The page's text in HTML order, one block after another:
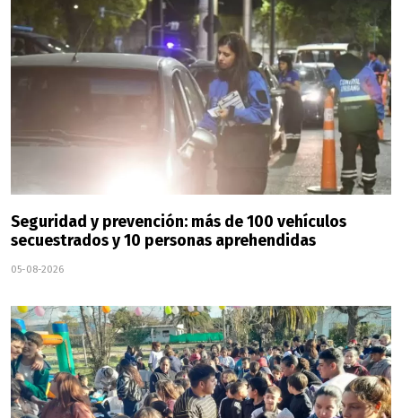
Seguridad y prevención: más de 100 vehículos
secuestrados y 10 personas aprehendidas
05-08-2026